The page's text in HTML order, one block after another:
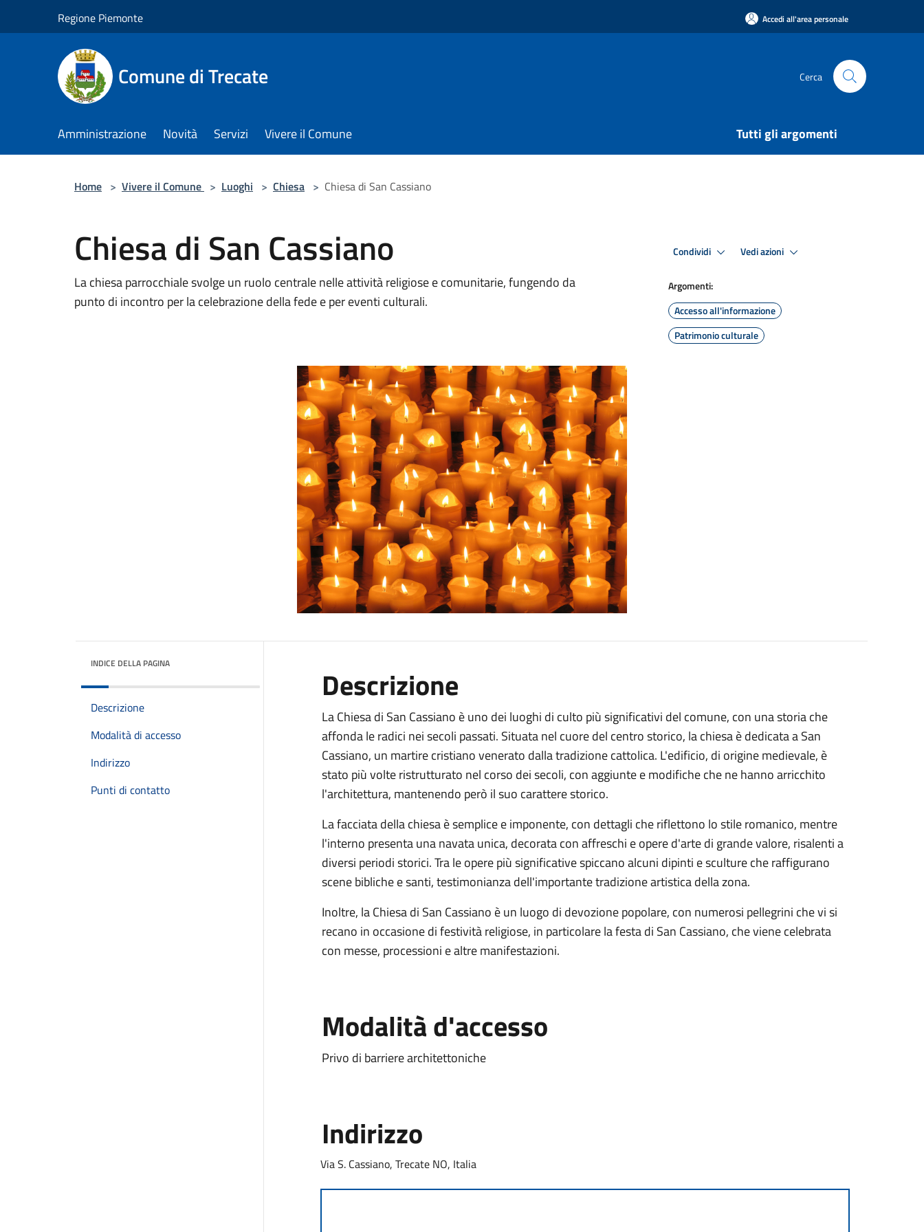
Regione Piemonte Accedi all'area personale
Comune di Trecate Cerca
Amministrazione Novità Servizi Vivere il Comune Tutti gli argomenti
Home > Vivere il Comune > Luoghi > Chiesa > Chiesa di San Cassiano
Chiesa di San Cassiano
La chiesa parrocchiale svolge un ruolo centrale nelle attività religiose e comunitarie, fungendo da
punto di incontro per la celebrazione della fede e per eventi culturali.
Condividi Vedi azioni
Argomenti:
Accesso all'informazione
Patrimonio culturale
INDICE DELLA PAGINA
Descrizione
Modalità di accesso
Indirizzo
Punti di contatto
Descrizione
La Chiesa di San Cassiano è uno dei luoghi di culto più significativi del comune, con una storia che
affonda le radici nei secoli passati. Situata nel cuore del centro storico, la chiesa è dedicata a San
Cassiano, un martire cristiano venerato dalla tradizione cattolica. L'edificio, di origine medievale, è
stato più volte ristrutturato nel corso dei secoli, con aggiunte e modifiche che ne hanno arricchito
l'architettura, mantenendo però il suo carattere storico.
La facciata della chiesa è semplice e imponente, con dettagli che riflettono lo stile romanico, mentre
l'interno presenta una navata unica, decorata con affreschi e opere d'arte di grande valore, risalenti a
diversi periodi storici. Tra le opere più significative spiccano alcuni dipinti e sculture che raffigurano
scene bibliche e santi, testimonianza dell'importante tradizione artistica della zona.
Inoltre, la Chiesa di San Cassiano è un luogo di devozione popolare, con numerosi pellegrini che vi si
recano in occasione di festività religiose, in particolare la festa di San Cassiano, che viene celebrata
con messe, processioni e altre manifestazioni.
Modalità d'accesso
Privo di barriere architettoniche
Indirizzo
Via S. Cassiano, Trecate NO, Italia